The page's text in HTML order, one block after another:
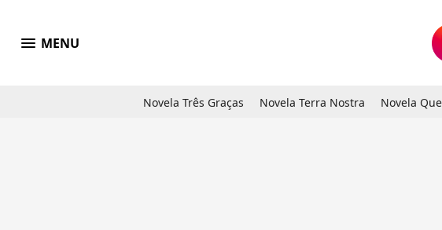
menu MENU
Novela Três Graças Novela Terra Nostra Novela